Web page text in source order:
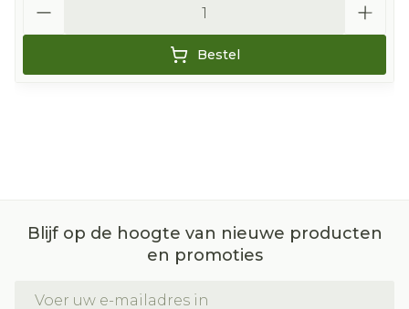
Bestel
Blijf op de hoogte van nieuwe producten
en promoties